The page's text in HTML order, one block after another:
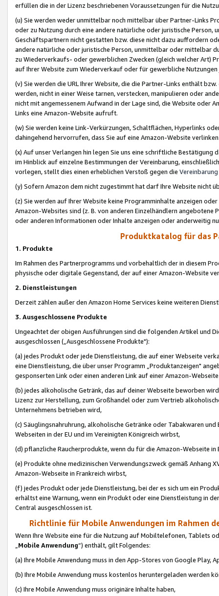
erfüllen die in der Lizenz beschriebenen Voraussetzungen für die
(u) Sie werden weder unmittelbar noch mittelbar über Partner-Links
oder zu Nutzung durch eine andere natürliche oder juristische
Geschäftspartnern nicht gestatten bzw. diese nicht dazu auffordern
andere natürliche oder juristische Person, unmittelbar oder mittelbar
zu Wiederverkaufs- oder gewerblichen Zwecken (gleich welcher Art)
auf Ihrer Website zum Wiederverkauf oder für gewerbliche
(v) Sie werden die URL Ihrer Website, die die Partner-Links enthält
werden, nicht in einer Weise tarnen, verstecken, manipulieren oder
nicht mit angemessenem Aufwand in der Lage sind, die Website oder
Links eine Amazon-Website aufruft.
(w) Sie werden keine Link-Verkürzungen, Schaltflächen, Hyperlinks
dahingehend hervorrufen, dass Sie auf eine Amazon-Website
(x) Auf unser Verlangen hin legen Sie uns eine schriftliche
im Hinblick auf einzelne Bestimmungen der Vereinbarung,
vorlegen, stellt dies einen erheblichen Verstoß gegen die Vereinbarung
(y) Sofern Amazon dem nicht zugestimmt hat darf Ihre Website nicht
(z) Sie werden auf Ihrer Website keine Programminhalte anzeigen
Amazon-Websites sind (z. B. von anderen Einzelhändlern
oder anderen Informationen oder Inhalte anzeigen oder anderweitig
Produktkatalog für das
1. Produkte
Im Rahmen des Partnerprogramms und vorbehaltlich der in diesem
physische oder digitale Gegenstand, der auf einer Amazon-Website
2. Dienstleistungen
Derzeit zählen außer den Amazon Home Services keine weiteren
3. Ausgeschlossene Produkte
Ungeachtet der obigen Ausführungen sind die folgenden Artikel und
ausgeschlossen („Ausgeschlossene Produkte"):
(a) jedes Produkt oder jede Dienstleistung, die auf einer Webseite
eine Dienstleistung, die über unser Programm „Produktanzeigen"
gesponserten Link oder einen anderen Link auf einer Amazon-
(b) jedes alkoholische Getränk, das auf deiner Webseite beworben
Lizenz zur Herstellung, zum Großhandel oder zum Vertrieb
Unternehmens betrieben wird,
(c) Säuglingsnahruhrung, alkoholische Getränke oder Tabakwaren
Webseiten in der EU und im Vereinigten Königreich wirbst,
(d) pflanzliche Raucherprodukte, wenn du für die Amazon-Webseite in
(e) Produkte ohne medizinischen Verwendungszweck gemäß Anhang
Amazon-Webseite in Frankreich wirbst,
(f) jedes Produkt oder jede Dienstleistung, bei der es sich um ein
erhältst eine Warnung, wenn ein Produkt oder eine Dienstleistung in
Central ausgeschlossen ist.
Richtlinie für Mobile Anwendungen im Rahmen
Wenn Ihre Website eine für die Nutzung auf Mobiltelefonen, Tablets
„Mobile Anwendung“) enthält, gilt Folgendes:
(a) Ihre Mobile Anwendung muss in den App-Stores von Google Play,
(b) Ihre Mobile Anwendung muss kostenlos heruntergeladen werden
(c) Ihre Mobile Anwendung muss originäre Inhalte haben,